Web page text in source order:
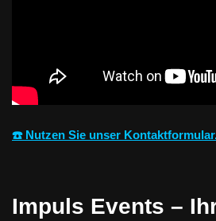
☎️ Nutzen Sie unser
Impuls Events –